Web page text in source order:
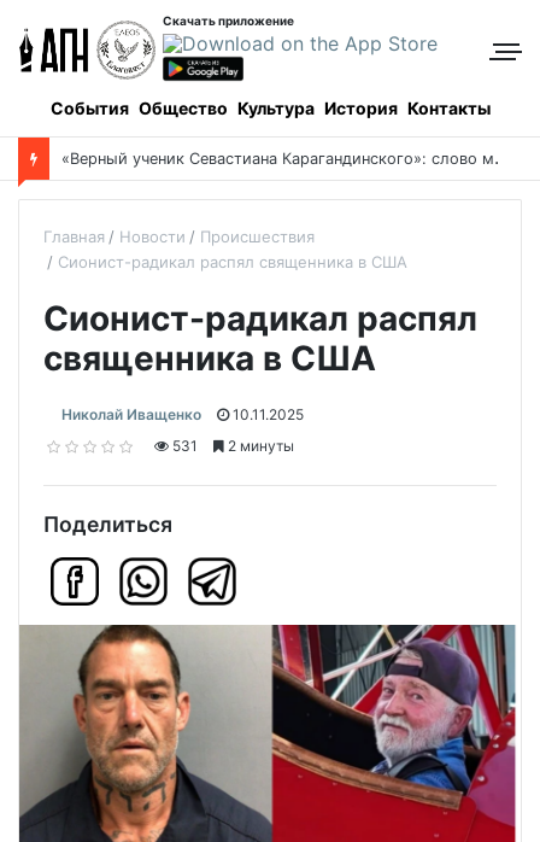
Скачать приложение
События Общество Культура История Контакты
«Верный ученик Севастиана Карагандинского»: слово митрополита Александра о почившем схиархимандрите Пахомии
Главная Новости
Происшествия
Сионист-радикал распял священника в США
Сионист-радикал распял
священника в США
Николай Иващенко
10.11.2025
531
2 минуты
Поделиться